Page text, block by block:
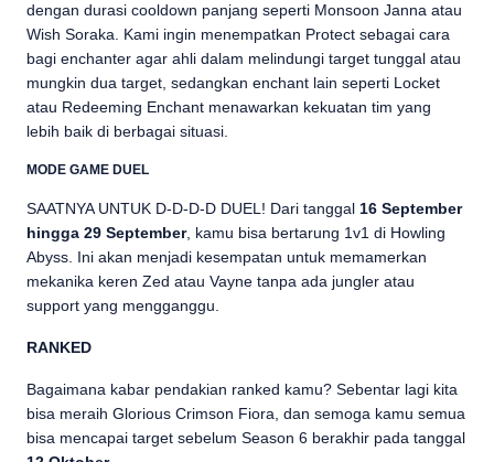
dengan durasi cooldown panjang seperti Monsoon Janna atau
Wish Soraka. Kami ingin menempatkan Protect sebagai cara
bagi enchanter agar ahli dalam melindungi target tunggal atau
mungkin dua target, sedangkan enchant lain seperti Locket
atau Redeeming Enchant menawarkan kekuatan tim yang
lebih baik di berbagai situasi.
MODE GAME DUEL
SAATNYA UNTUK D-D-D-D DUEL! Dari tanggal 16 September
hingga 29 September, kamu bisa bertarung 1v1 di Howling
Abyss. Ini akan menjadi kesempatan untuk memamerkan
mekanika keren Zed atau Vayne tanpa ada jungler atau
support yang mengganggu.
RANKED
Bagaimana kabar pendakian ranked kamu? Sebentar lagi kita
bisa meraih Glorious Crimson Fiora, dan semoga kamu semua
bisa mencapai target sebelum Season 6 berakhir pada tanggal